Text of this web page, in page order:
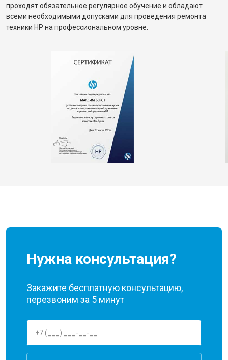
проходят обязательное регулярное обучение и обладают
всеми необходимыми допусками для проведения ремонта
техники HP на профессиональном уровне.
Нужна консультация?
Закажите бесплатную консультацию,
перезвоним за 5 минут